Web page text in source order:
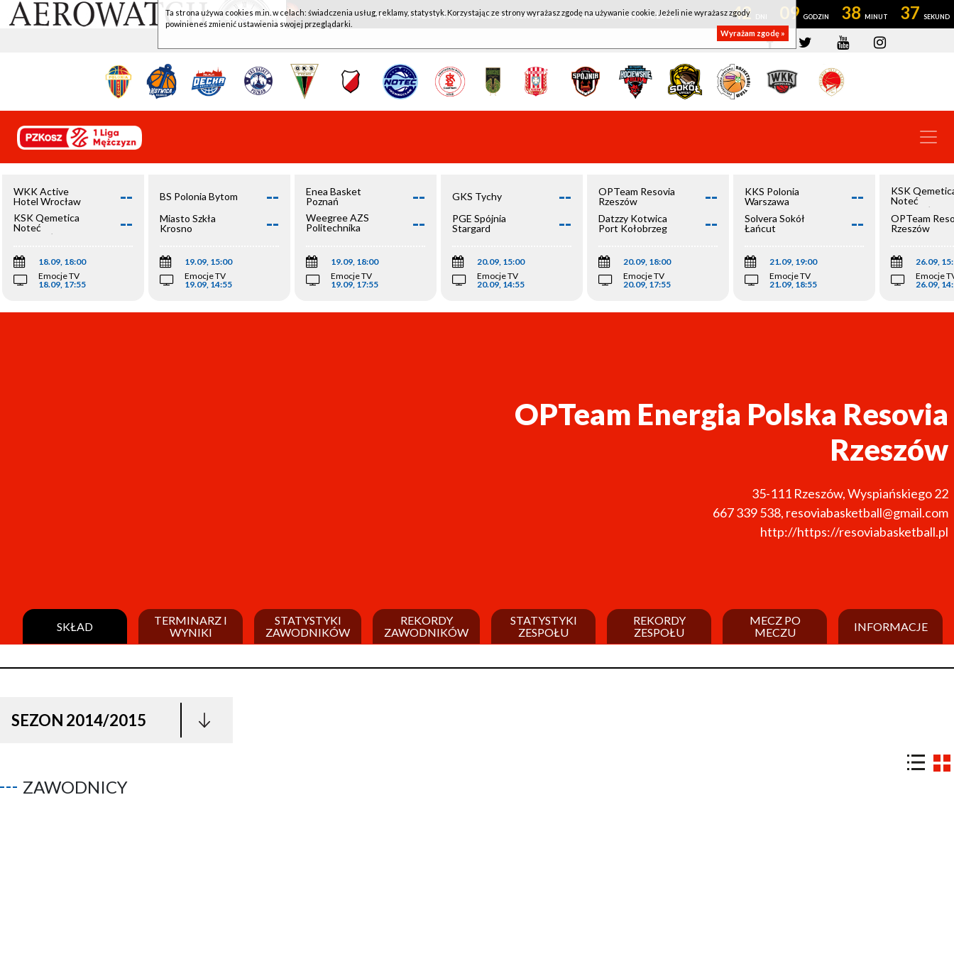
WKK ACTIVE HOTEL WROCŁAW - KSK QEMETICA NOTEĆ INOWROCŁAW 42 09 38 37
WKK Active
Hotel Wrocław
--
KSK Qemetica
Noteć
Inowrocław
--
18.09, 18:00
Emocje TV
18.09, 17:55
BS Polonia Bytom --
Miasto Szkła
Krosno
--
19.09, 15:00
Emocje TV
19.09, 14:55
Enea Basket
Poznań
--
Weegree AZS
Politechnika
--
19.09, 18:00
Emocje TV
19.09, 17:55
GKS Tychy --
PGE Spójnia
Stargard
--
20.09, 15:00
Emocje TV
20.09, 14:55
OPTeam Resovia
Rzeszów
--
Datzzy Kotwica
Port Kołobrzeg
--
20.09, 18:00
Emocje TV
20.09, 17:55
KKS Polonia
Warszawa
--
Solvera Sokół
Łańcut
--
21.09, 19:00
Emocje TV
21.09, 18:55
KSK
Noteć
Inowrocław
OPTeam
Rzeszów
26.09,
Emocje
26.09,
OPTeam Energia Polska Resovia
Rzeszów
35-111 Rzeszów,Wyspiańskiego 22
667 339 538, resoviabasketball@gmail.com
http://https://resoviabasketball.pl
SKŁAD
TERMINARZ I
WYNIKI
STATYSTYKI
ZAWODNIKÓW
REKORDY
ZAWODNIKÓW
STATYSTYKI
ZESPOŁU
REKORDY
ZESPOŁU
MECZ PO
MECZU
INFORMACJE
SEZON 2014/2015
ZAWODNICY
Ta strona używa cookies m.in. w celach: świadczenia usług, reklamy, statystyk. Korzystając ze strony wyrażasz zgodę na używanie cookie. Jeżeli nie wyrażasz zgody
powinieneś zmienić ustawienia swojej przeglądarki.
Wyrażam zgodę »